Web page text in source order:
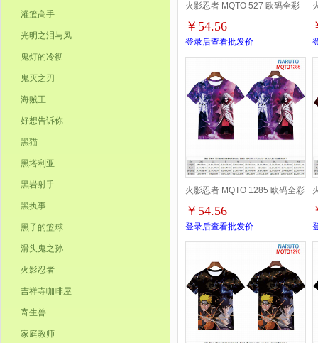
灌篮高手
光明之泪与风
鬼灯的冷彻
鬼灭之刃
海贼王
好想告诉你
黑猫
黑塔利亚
黑岩射手
黑执事
黑子的篮球
滑头鬼之孙
火影忍者
吉祥寺咖啡屋
寄生兽
家庭教师
火影忍者 MQTO 527 欧码全彩
印花短袖T恤-XXS-4XL共9个码
￥54.56
登录后查看批发价
火影忍者 MQTO 1285 欧码全彩
印花短袖T恤-2XS-4XL共9个码
￥54.56
登录后查看批发价